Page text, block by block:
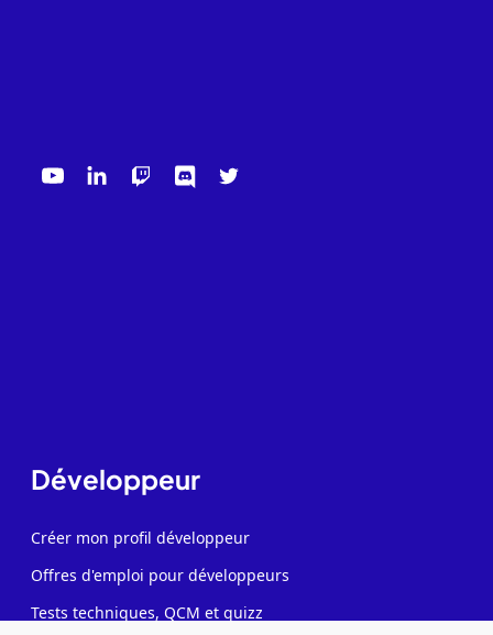
Développeur
Créer mon profil développeur
Offres d'emploi pour développeurs
Tests techniques, QCM et quizz